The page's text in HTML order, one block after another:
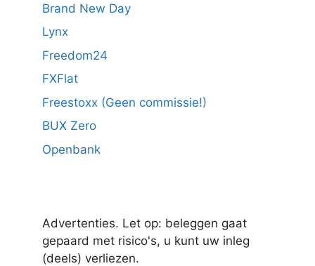
Brand New Day
Lynx
Freedom24
FXFlat
Freestoxx (Geen commissie!)
BUX Zero
Openbank
Advertenties. Let op: beleggen gaat
gepaard met risico's, u kunt uw inleg
(deels) verliezen.